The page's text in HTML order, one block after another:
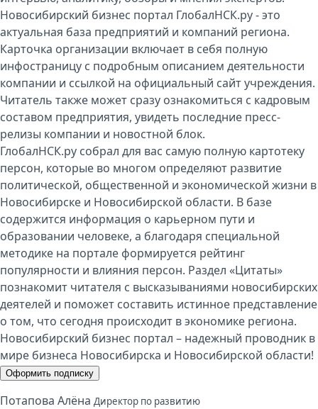
Новосибирский бизнес портал ГлобалНСК.ру - это
актуальная база предприятий и компаний региона.
Карточка организации включает в себя полную
инфостраницу с подробным описанием деятельности
компании и ссылкой на официальный сайт учреждения.
Читатель также может сразу ознакомиться с кадровым
составом предприятия, увидеть последние пресс-
релизы компании и новостной блок.
ГлобалНСК.ру собрал для вас самую полную картотеку
персон, которые во многом определяют развитие
политической, общественной и экономической жизни в
Новосибирске и Новосибирской области. В базе
содержится информация о карьерном пути и
образовании человеке, а благодаря специальной
методике на портале формируется рейтинг
популярности и влияния персон. Раздел «Цитаты»
познакомит читателя с высказываниями новосибирских
деятелей и поможет составить истинное представление
о том, что сегодня происходит в экономике региона.
Новосибирский бизнес портал – надежный проводник в
мире бизнеса Новосибирска и Новосибирской области!
Оформить подписку
Потапова Алёна Директор по развитию